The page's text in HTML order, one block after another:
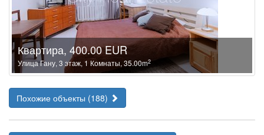
Квартира, 400.00 EUR
Улица Гану, 3 этаж, 1 Комнаты, 35.00m2
Похожие объекты (188)